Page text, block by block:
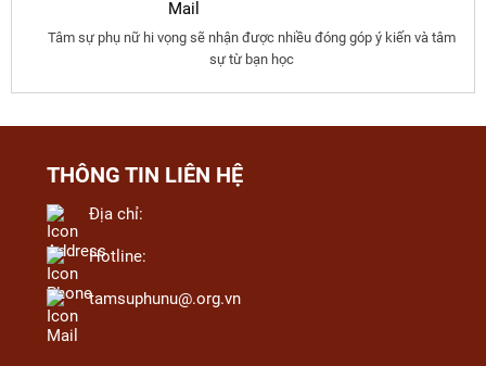
Tâm sự phụ nữ hi vọng sẽ nhận được nhiều đóng góp ý kiến và tâm
sự từ bạn học
THÔNG TIN LIÊN HỆ
Địa chỉ:
Hotline:
tamsuphunu@.org.vn